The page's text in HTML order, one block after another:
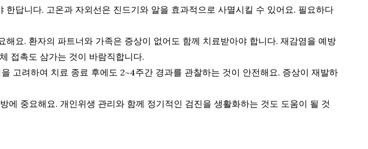
답니다. 고온과 자외선은 진드기와 알을 효과적으로 사멸시킬 수 있어요. 필요하다
요. 환자의 파트너와 가족은 증상이 없어도 함께 치료받아야 합니다. 재감염을 예방
접촉도 삼가는 것이 바람직합니다.
고려하여 치료 종료 후에도 2~4주간 경과를 관찰하는 것이 안전해요. 증상이 재발하
중요해요. 개인위생 관리와 함께 정기적인 검진을 생활화하는 것도 도움이 될 것